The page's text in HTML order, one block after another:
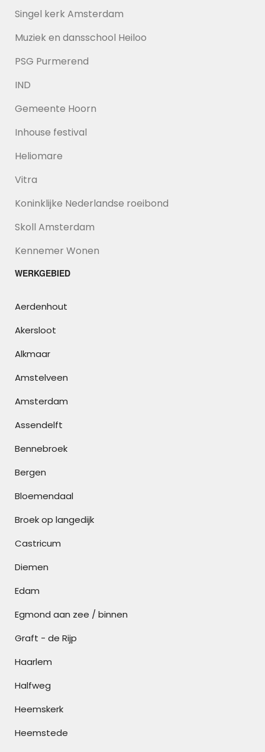
Singel kerk Amsterdam
Muziek en dansschool Heiloo
PSG Purmerend
IND
Gemeente Hoorn
Inhouse festival
Heliomare
Vitra
Koninklijke Nederlandse roeibond
Skoll Amsterdam
Kennemer Wonen
WERKGEBIED
Aerdenhout
Akersloot
Alkmaar
Amstelveen
Amsterdam
Assendelft
Bennebroek
Bergen
Bloemendaal
Broek op langedijk
Castricum
Diemen
Edam
Egmond aan zee / binnen
Graft - de Rijp
Haarlem
Halfweg
Heemskerk
Heemstede